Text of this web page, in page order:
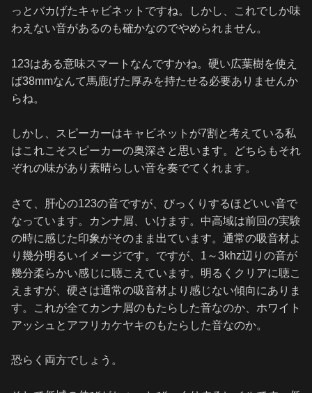
っとバカげたキャビネットですね。しかし、これでしか味
わえない音があるのも確かなのでやめられません。
123はある意味スマートなんですかね。硬い広葉樹を使え
ば38mmなんて馬鹿げた厚みを持たせる必要ありませんか
らね。
しかし、スピーカーはキャビネットが7割と考えている私
はこれこそスピーカーの奥深さと思います。どちらもそれ
ぞれの味があり素晴らしい音を奏でてくれます。
さて、肝心の123の音ですが、びっくりするほどいい音で
なっています。カンナ屑、いけます。中高域は前回の実験
の時に感じた印象がそのまま出ています。通常の吸音材よ
り幾分明るいイメージです。ですが、1～3khz辺りの音が
幾分柔らかい感じに聴こえています。明るくクリアに聴こ
えますが、硬さは通常の吸音材より感じない傾向にありま
す。これが全てカンナ屑のもたらした音なのか、ホワイト
アッシュとアフリカケヤキのもたらした音なのか。
恐らく両方でしょう。